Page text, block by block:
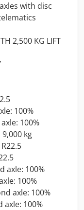
with disc
2,500 KG LIFT
100%
100%
kg
axle: 100%
100%
axle: 100%
100%